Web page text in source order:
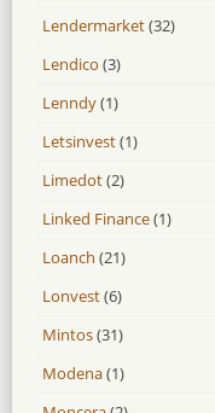
Lendermarket(32)
Lendico (3)
Lenndy(1)
Letsinvest(1)
Limedot(2)
Linked Finance(1)
Loanch (21)
Lonvest(6)
Mintos(31)
Modena(1)